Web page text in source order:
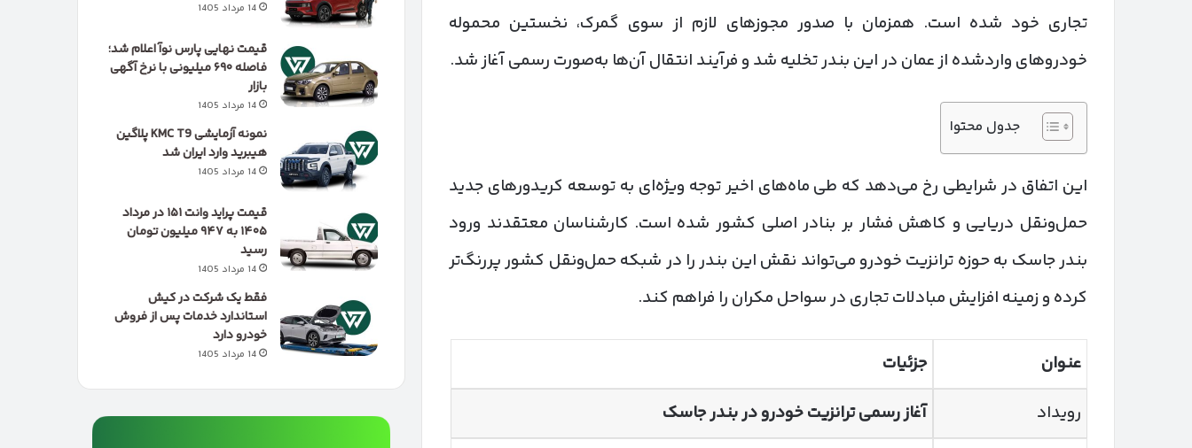
تجاری خود شده است. همزمان با صدور مجوزهای لازم از سوی گمرک، نخستین محموله
خودروهای واردشده از عمان در این بندر تخلیه شد و فرآیند انتقال آن‌ها به‌صورت رسمی آغاز شد.
جدول محتوا
این اتفاق در شرایطی رخ می‌دهد که طی ماه‌های اخیر توجه ویژه‌ای به توسعه کریدورهای جدید
حمل‌ونقل دریایی و کاهش فشار بر بنادر اصلی کشور شده است. کارشناسان معتقدند ورود
بندر جاسک به حوزه ترانزیت خودرو می‌تواند نقش این بندر را در شبکه حمل‌ونقل کشور پررنگ‌تر
کرده و زمینه افزایش مبادلات تجاری در سواحل مکران را فراهم کند.
عنوان
جزئیات
رویداد
آغاز رسمی ترانزیت خودرو در بندر جاسک
14 مرداد 1405
قیمت نهایی پارس نوآ اعلام شد؛
فاصله ۶۹۰ میلیونی با نرخ آگهی
بازار
14 مرداد 1405
نمونه آزمایشی KMC T9 پلاگین
هیبرید وارد ایران شد
14 مرداد 1405
قیمت پراید وانت ۱۵۱ در مرداد
۱۴۰۵ به ۹۴۷ میلیون تومان
رسید
14 مرداد 1405
فقط یک شرکت در کیش
استاندارد خدمات پس از فروش
خودرو دارد
14 مرداد 1405